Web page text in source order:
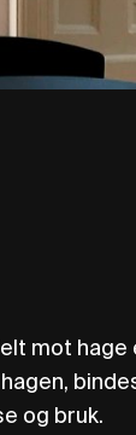
mot hage
og bruk.